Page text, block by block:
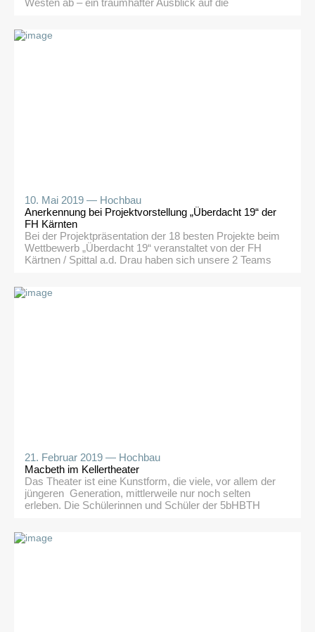
Westen ab – ein traumhafter Ausblick auf die
Stadtführerin vom Reiseveranstalter Herolé, ab und
10. Mai 2019 — Hochbau
Anerkennung bei Projektvorstellung „Überdacht 19“ der
FH Kärnten
Bei der Projektpräsentation der 18 besten Projekte beim
Wettbewerb „Überdacht 19“ veranstaltet von der FH
Kärtnen / Spittal a.d. Drau haben sich unsere 2 Teams
studienangebot/bauingenieurwesen-
21. Februar 2019 — Hochbau
Macbeth im Kellertheater
Das Theater ist eine Kunstform, die viele, vor allem der
jüngeren Generation, mittlerweile nur noch selten
erleben. Die Schülerinnen und Schüler der 5bHBTH
Wir besuchten eine seit Wochen ausverkaufte